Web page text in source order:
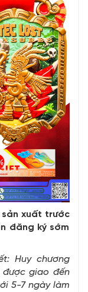
xuất trước
đăng ký sớm
Huy chương
giao đến
5-7 ngày làm